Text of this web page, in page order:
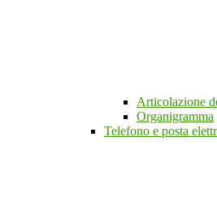
Articolazione
Organigramma
Telefono e posta